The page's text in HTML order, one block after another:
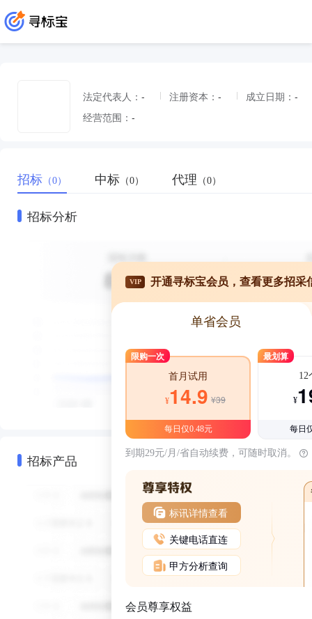
法定代表人： - 注册资本： - 成立日期： -
经营范围： -
招标 （0） 中标 （0） 代理 （0）
招标分析
招标产品
VIP 开通寻标宝会员，查看更多招采
单省会员
限购一次
首月试用
¥14.9 ¥39
每日仅0.48元
最划算
12
¥
每日
到期29元/月/省自动续费，可随时取消。
标讯详情查看
关键电话直连
甲方分析查询
会员尊享权益